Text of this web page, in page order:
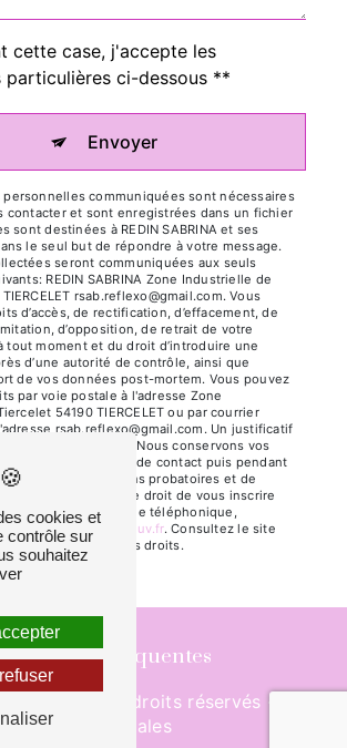
cette case, j'accepte les
particulières ci-dessous **
Envoyer
communiquées sont nécessaires
contacter et sont enregistrées dans un fichier
sont destinées à REDIN SABRINA et ses
le seul but de répondre à votre message.
seront communiquées aux seuls
REDIN SABRINA Zone Industrielle de
rsab.reflexo@gmail.com. Vous
d’accès, de rectification, d’effacement, de
d’opposition, de retrait de votre
tout moment et du droit d’introduire une
d’une autorité de contrôle, ainsi que
de vos données post-mortem. Vous pouvez
par voie postale à l'adresse Zone
54190 TIERCELET ou par courrier
rsab.reflexo@gmail.com. Un justificatif
vous être demandé. Nous conservons vos
la période de prise de contact puis pendant
légale aux fins probatoires et de
Vous avez le droit de vous inscrire
au démarchage téléphonique,
adresse:
Bloctel.gouv.fr. Consultez le site
sur vos droits.
fréquentes
- 2026 - Tous droits réservés -
Mentions légales
cookies et
contrôle sur
souhaitez